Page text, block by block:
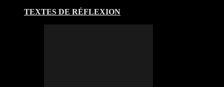
TEXTES DE RÉFLEXION